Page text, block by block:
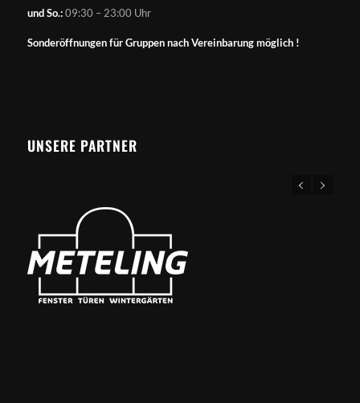
und So.:09:30 – 23:00 Uhr
Sonderöffnungen für Gruppen nach Vereinbarung möglich !
UNSERE PARTNER